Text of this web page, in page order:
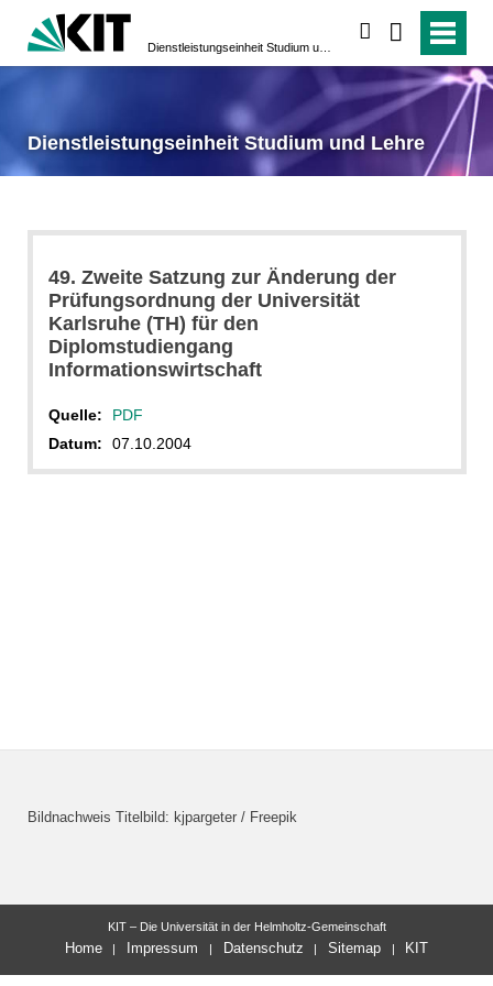
Dienstleistungseinheit Studium und Lehre
49. Zweite Satzung zur Änderung der
Prüfungsordnung der Universität
Karlsruhe (TH) für den
Diplomstudiengang
Informationswirtschaft
Quelle:
PDF
Datum:
07.10.2004
Bildnachweis Titelbild: kjpargeter / Freepik
KIT – Die Universität in der Helmholtz-Gemeinschaft
Home Impressum Datenschutz Sitemap KIT